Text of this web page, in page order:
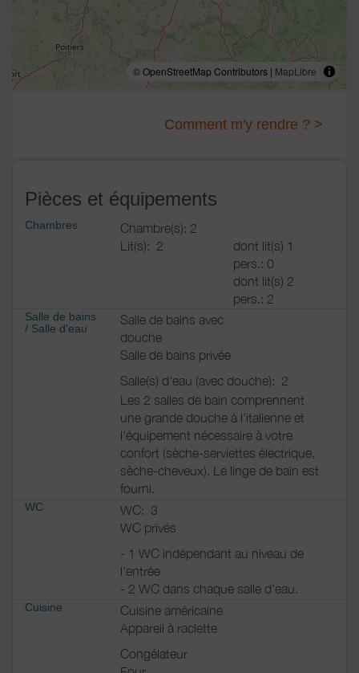
© OpenStreetMap Contributors | MapLibre
Comment m'y rendre ? >
Pièces et équipements
Chambres
Chambre(s): 2
Lit(s): 2
dont lit(s) 1
pers.: 0
dont lit(s) 2
pers.: 2
Salle de bains
/ Salle d'eau
Salle de bains avec
douche
Salle de bains privée
Salle(s) d'eau (avec douche): 2
Les 2 salles de bain comprennent
une grande douche à l'italienne et
l'équipement nécessaire à votre
confort (sèche-serviettes électrique,
sèche-cheveux). Le linge de bain est
fourni.
WC WC: 3
WC privés
- 1 WC indépendant au niveau de
l'entrée
- 2 WC dans chaque salle d'eau.
Cuisine
Cuisine américaine
Appareil à raclette
Congélateur